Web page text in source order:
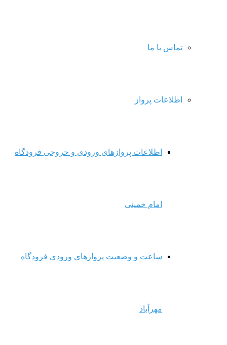
تماس با ما
اطلاعات پرواز
اطلاعات پروازهای ورودی و خروجی فرودگاه
امام خمینی
ساعت و وضعیت پروازهای ورودی فرودگاه
مهرآباد